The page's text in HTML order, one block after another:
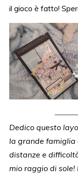
il gioco è fatto!
Dedico questo
la grande famiglia
distanze e
mio raggio di